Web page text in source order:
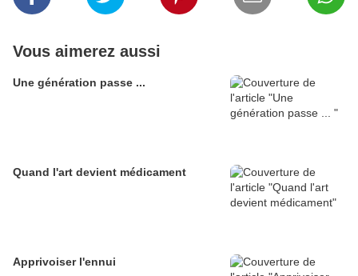
Vous aimerez aussi
Une génération passe ...
Quand l'art devient médicament
Apprivoiser l'ennui